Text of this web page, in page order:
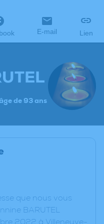
E-mail Lien
de 93 ans
que nous vous
BARUTEL
2022 à Villeneuve-